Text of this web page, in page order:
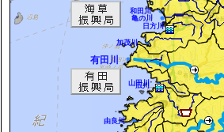
和田川
亀の川
加茂川
日方川
山田川
広川
有田川
由良川